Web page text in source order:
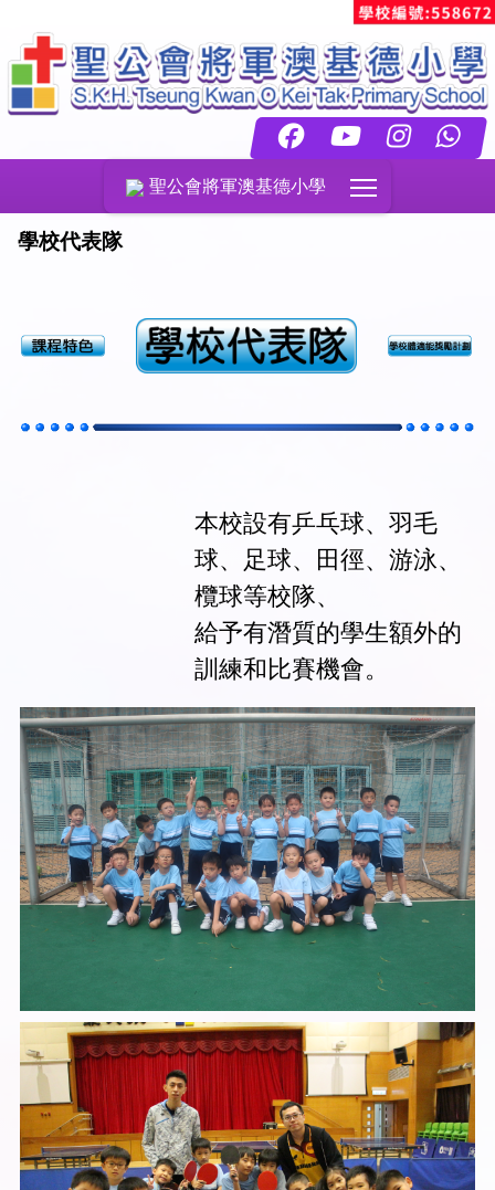
聖公會將軍澳基德小學
學校代表隊
本校設有乒乓球、羽毛
球、足球、田徑、游泳、
欖球等校隊、
給予有潛質的學生額外的
訓練和比賽機會。